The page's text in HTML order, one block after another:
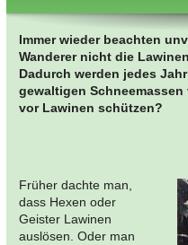
Immer wieder beachten
Wanderer nicht die
Dadurch werden jedes
gewaltigen
vor Lawinen schützen?
Früher dachte man,
dass Hexen oder
Geister Lawinen
auslösen. Oder man